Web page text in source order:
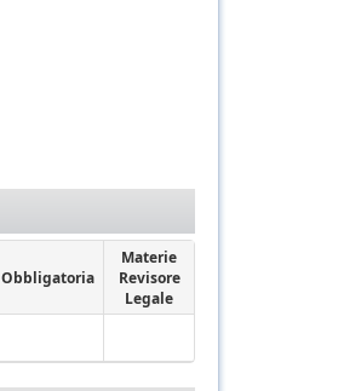
Obbligatoria
Materie
Revisore
Legale